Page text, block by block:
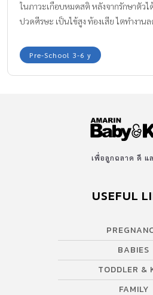
ในภาวะเกือบหมดสติ หลังจากรักษาตัว
ปวดศีรษะ เป็นไข้สูง ท้องเสีย ไตทำงาน
Pre-School 3-6 y
เพื่อลูกฉลาด ดี แ
USEFUL
BABIES
TODDLER &
FAMILY